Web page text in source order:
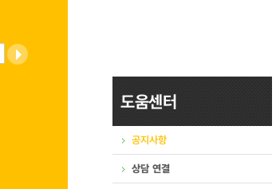
도움센터
공지사항
상담 연결